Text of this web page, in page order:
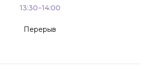
13:30−14:00
Перерыв